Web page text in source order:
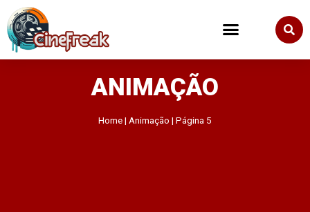
ANIMAÇÃO
Home| Animação | Página 5